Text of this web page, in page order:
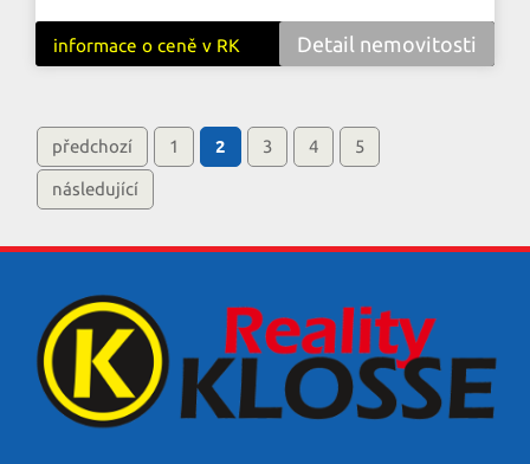
Detail nemovitosti
informace o ceně v RK
předchozí 1 2 3 4 5
následující